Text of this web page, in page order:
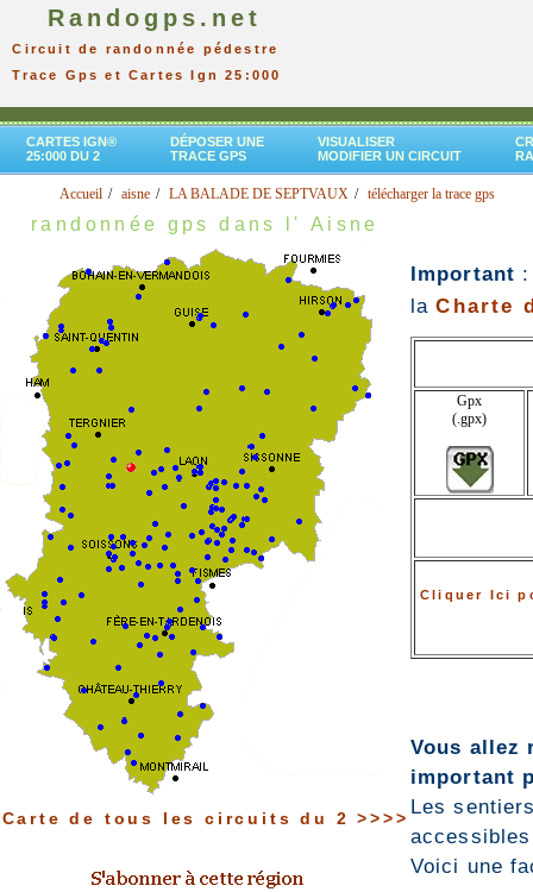
Randogps.net
Circuit de randonnée pédestre
Trace Gps et Cartes Ign 25:000
CARTES IGN®
25:000 DU 2
DÉPOSER UNE
TRACE GPS
VISUALISER
MODIFIER UN CIRCUIT
Accueil aisne LA BALADE DE SEPTVAUX télécharger la trace gps
randonnée gps dans l' Aisne
Carte de tous les circuits du 2 >>>>
Important
laCharte
Gpx
(.gpx)
Cliquer Ici
Vous allez
important
Les
Voici une